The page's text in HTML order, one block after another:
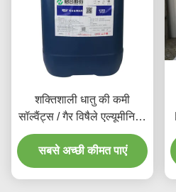
शक्तिशाली धातु की कमी
सॉल्वैंट्स / गैर विषैले एल्यूमीनियम
सफाई समाधान
सबसे अच्छी कीमत पाएं